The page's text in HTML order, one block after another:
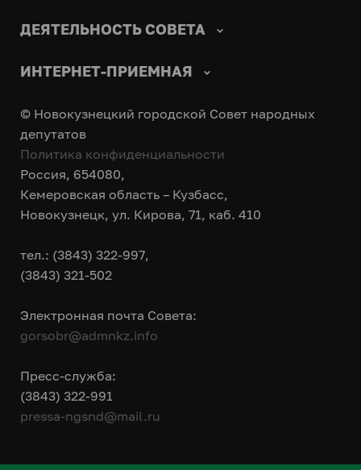
ДЕЯТЕЛЬНОСТЬ СОВЕТА
ИНТЕРНЕТ-ПРИЕМНАЯ
© Новокузнецкий городской Совет народных
депутатов
Политика конфиденциальности
Россия, 654080,
Кемеровская область – Кузбасс,
Новокузнецк, ул. Кирова, 71, каб. 410
тел.: (3843) 322-997,
(3843) 321-502
Электронная почта Совета:
gorsobr@admnkz.info
Пресс-служба:
(3843) 322-991
pressa-ngsnd@mail.ru